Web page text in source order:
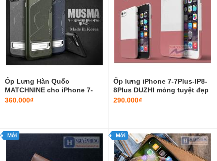
Ốp Lưng Hàn Quốc
MATCHNINE cho iPhone 7-
7plus-8-8-PLus Mềm dẻo
360.000₫
Ốp lưng iPhone 7-7Plus-IP8-
8Plus DUZHI mỏng tuyệt đẹp
290.000₫
Mới Mới